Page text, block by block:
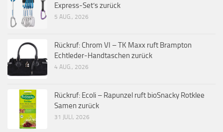
Express-Set’s zurück
5 AUG., 2026
Rückruf: Chrom VI – TK Maxx ruft Brampton
Echtleder-Handtaschen zurück
4 AUG., 2026
Rückruf: Ecoli – Rapunzel ruft bioSnacky Rotklee
Samen zurück
31 JULI, 2026